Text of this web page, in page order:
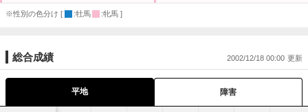
※性別の色分け [ :牡馬 :牝馬 ]
総合成績 2002/12/18 00:00
平地 障害